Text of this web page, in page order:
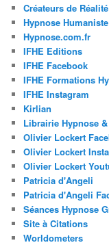
Créateurs de Réalité
Hypnose Humaniste
Hypnose.com.fr
IFHE Editions
IFHE Facebook
IFHE Formations
IFHE Instagram
Kirlian
Librairie Hypnose
Olivier Lockert
Olivier Lockert
Olivier Lockert
Patricia d'Angeli
Patricia d'Angeli
Séances Hypnose
Site à Citations
Worldometers